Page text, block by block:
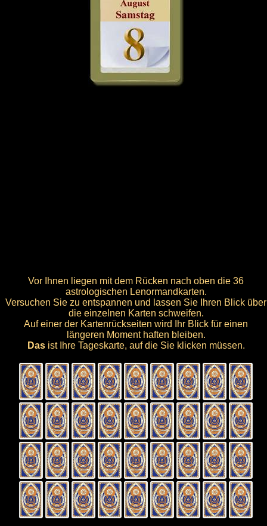
Vor Ihnen liegen mit dem Rücken nach oben die 36
astrologischen Lenormandkarten.
Versuchen Sie zu entspannen und lassen Sie Ihren Blick über
die einzelnen Karten schweifen.
Auf einer der Kartenrückseiten wird Ihr Blick für einen
längeren Moment haften bleiben.
Dasist Ihre Tageskarte, auf die Sie klicken müssen.